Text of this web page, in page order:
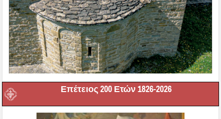
Επέτειος 200 Ετών 1826-2026